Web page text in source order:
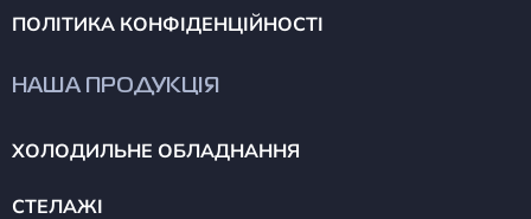
ПОЛІТИКА КОНФІДЕНЦІЙНОСТІ
НАША ПРОДУКЦІЯ
ХОЛОДИЛЬНЕ ОБЛАДНАННЯ
СТЕЛАЖІ